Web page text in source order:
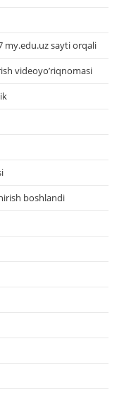
my.edu.uz sayti orqali
videoyo’riqnomasi
boshlandi